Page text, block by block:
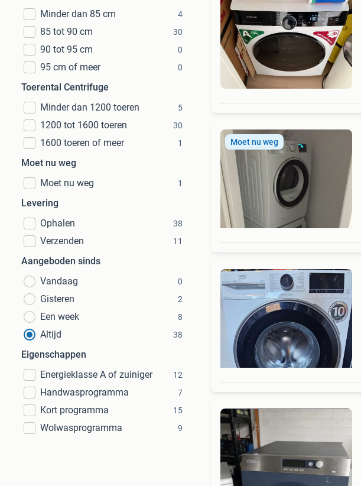
Minder dan 85 cm
4
85 tot 90 cm 30
90 tot 95 cm 0
95 cm of meer 0
Toerental Centrifuge
Minder dan 1200 toeren
5
1200 tot 1600 toeren 30
1600 toeren of meer 1
Moet nu weg
Moet nu weg
1
Levering
Ophalen
38
Verzenden 11
Aangeboden sinds
Vandaag
0
Gisteren 2
Een week 8
Altijd 38
Eigenschappen
Energieklasse A of zuiniger
12
Handwasprogramma 7
Kort programma 15
Wolwasprogramma 9
Moet nu weg